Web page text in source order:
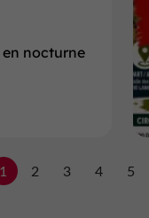
en nocturne
1 2 3 4 5